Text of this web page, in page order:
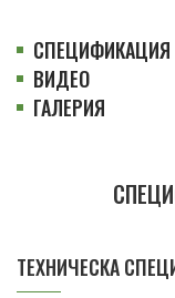
СПЕЦИФИКАЦИЯ
ВИДЕО
ГАЛЕРИЯ
TЕХНИЧЕСКА